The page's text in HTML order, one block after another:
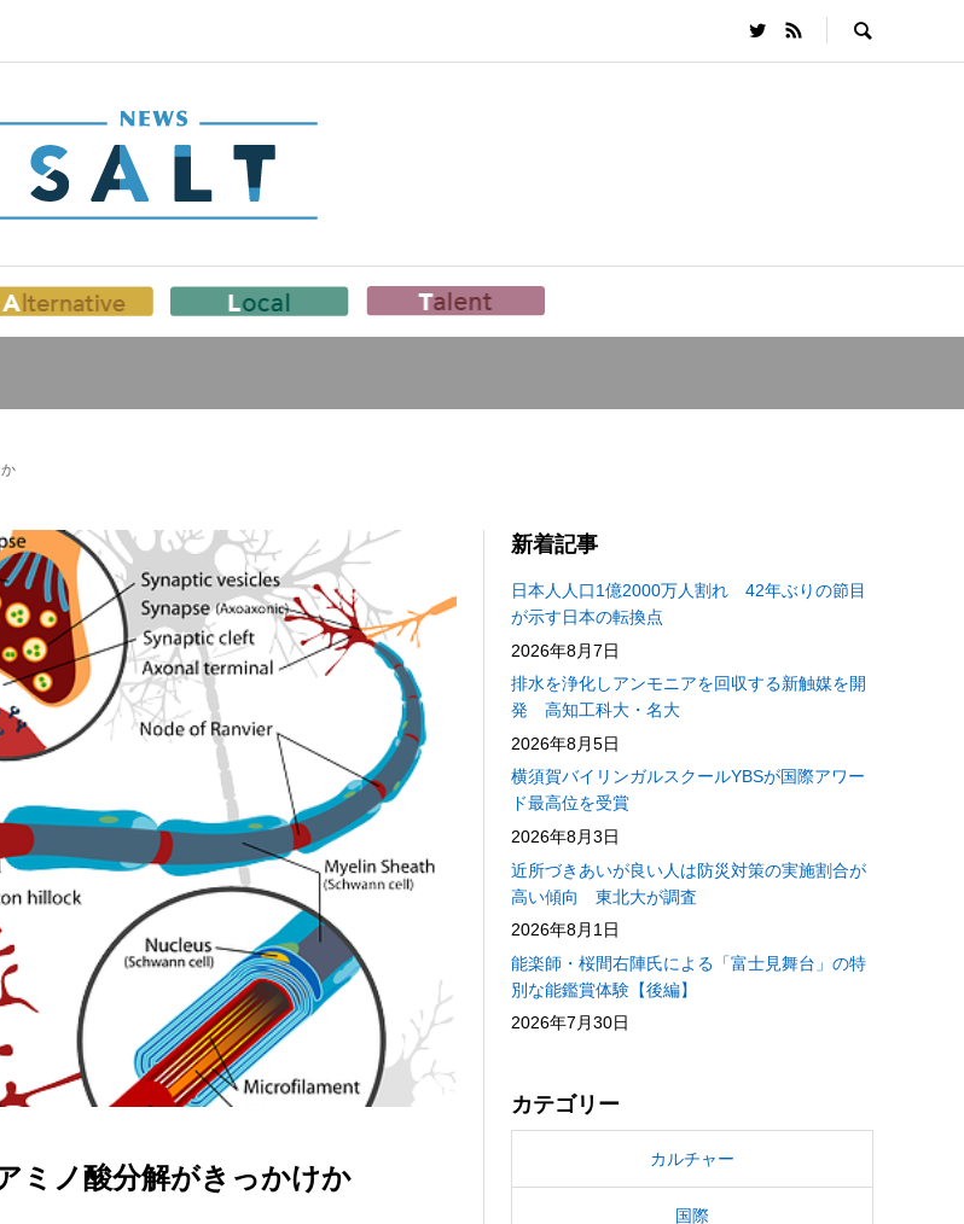
ミノ酸分解がきっかけか
新着記事
日本人人口1億2000万人割れ 42年ぶりの節目
が示す日本の転換点
2026年8月7日
排水を浄化しアンモニアを回収する新触媒を開
発 高知工科大・名大
2026年8月5日
横須賀バイリンガルスクールYBSが国際アワー
ド最高位を受賞
2026年8月3日
近所づきあいが良い人は防災対策の実施割合が
高い傾向 東北大が調査
2026年8月1日
能楽師・桜間右陣氏による「富士見舞台」の特
別な能鑑賞体験【後編】
2026年7月30日
カテゴリー
カルチャー
国際